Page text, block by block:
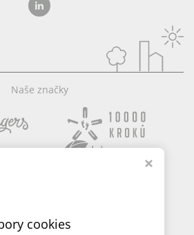
Naše značky
cookies